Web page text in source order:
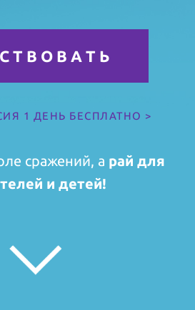
Т В О В А Т Ь
1 ДЕНЬ БЕСПЛАТНО >
сражений, а рай для
и детей!